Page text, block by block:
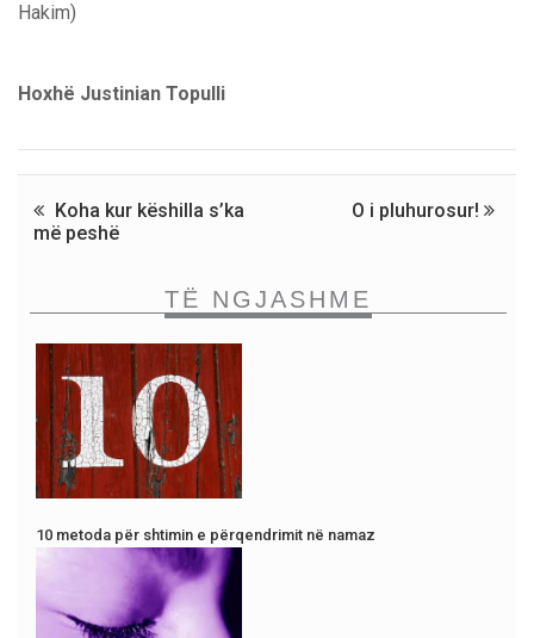
Hakim)
Hoxhë Justinian Topulli
Koha kur këshilla s’ka
më peshë
O i pluhurosur!
TË NGJASHME
10 metoda për shtimin e përqendrimit në namaz